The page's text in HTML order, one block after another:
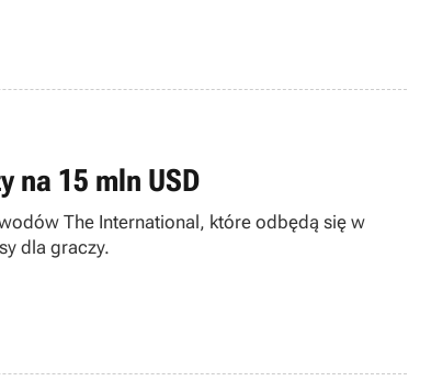
na 15 mln USD
The International, które odbędą się w
dla graczy.